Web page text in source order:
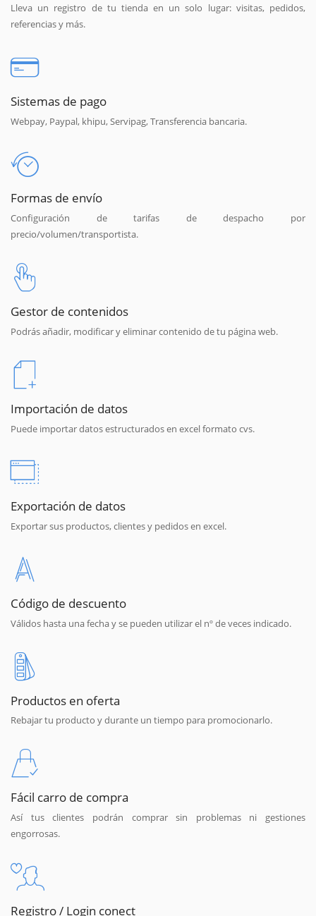
Lleva un registro de tu tienda en un solo lugar: visitas, pedidos,
referencias y más.
Sistemas de pago
Webpay, Paypal, khipu, Servipag, Transferencia bancaria.
Formas de envío
Configuración de tarifas de despacho por
precio/volumen/transportista.
Gestor de contenidos
Podrás añadir, modificar y eliminar contenido de tu página web.
Importación de datos
Puede importar datos estructurados en excel formato cvs.
Exportación de datos
Exportar sus productos, clientes y pedidos en excel.
Código de descuento
Válidos hasta una fecha y se pueden utilizar el nº de veces indicado.
Productos en oferta
Rebajar tu producto y durante un tiempo para promocionarlo.
Fácil carro de compra
Así tus clientes podrán comprar sin problemas ni gestiones
engorrosas.
Registro / Login conect